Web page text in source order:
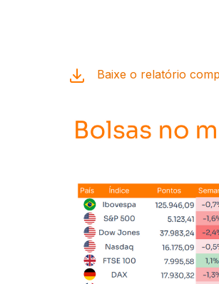
Baixe o relatório